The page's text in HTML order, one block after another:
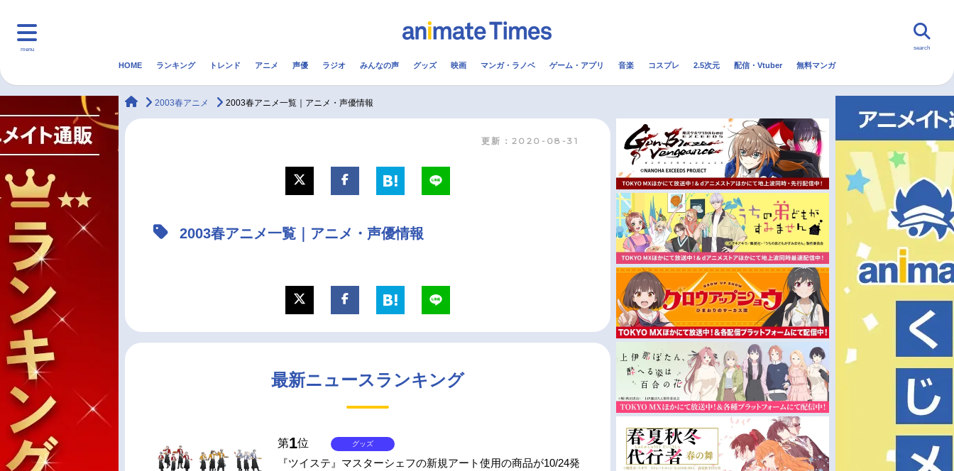
menu
マンガ・ラノベ 2.5次元 配信・Vtuber トレンド 無料マンガ
声優記事一覧
アニメ映画一覧
男性声優/女性声優一覧
今期アニメ曜日別一覧 秋アニメ
冬アニメ
search
HOME ランキング トレンド アニメ 声優 ラジオ みんなの声 グッズ 映画 マンガ・ラノベ ゲーム・アプリ 音楽 コスプレ 2.5次元 配信・Vtuber 無料マンガ
animateTimes
2003春アニメ 2003春アニメ一覧｜アニメ・声優情報
更新：2020-08-31
2003春アニメ一覧｜アニメ・声優情報
最新ニュースランキング
第1位
『ツイステ』マスターシェフの新規アート使用の商品が10/24発
グッズ